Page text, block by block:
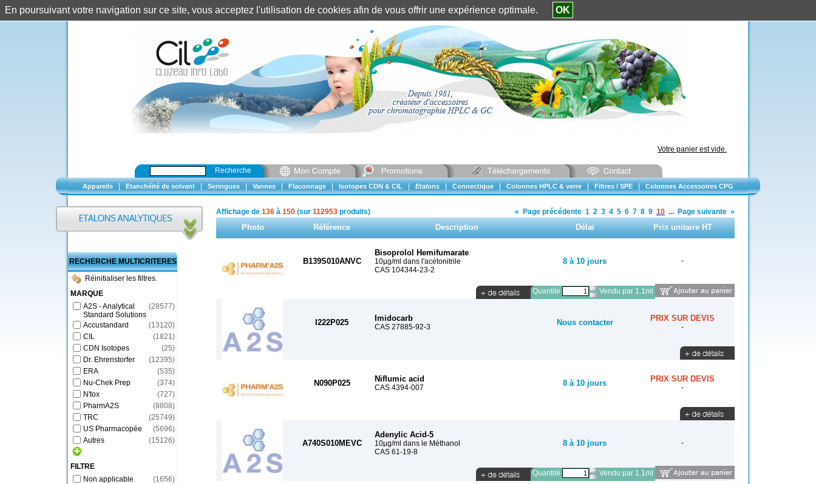
Identification client ||Mon compte
Votre panier est vide.
Recherche
Appareils Etanchéité de solvant Seringues Vannes Flaconnage Isotopes CDN & CIL Etalons Connectique Colonnes HPLC & verre Filtres / SPE Colonnes Accessoires CPG
RECHERCHE MULTICRITERES
Réinitialiser les filtres.
MARQUE
A2S - Analytical
Standard Solutions
(28577)
Accustandard (13120)
CIL
(1821)
CDN Isotopes
(25)
Dr. Ehrenstorfer
(12395)
ERA
(535)
Nu-Chek Prep
(374)
N'tox
(727)
PharmA2S
(8808)
TRC
(25749)
US Pharmacopée
(5696)
Autres
(15126)
FILTRE
Non applicable
(1656)
Affichage de 136 à 150 (sur 112953 produits) « Page précédente 1 2 3 4 5 6 7 8 9 10 ... Page suivante »
Photo Référence Description Délai Prix unitaire HT
B139S010ANVC
Bisoprolol Hemifumarate
10µg/ml dans l'acétonitrile
CAS 104344-23-2
8 à 10 jours -
Quantité Vendu par 1.1ml
I222P025 Imidocarb
CAS 27885-92-3 Nous contacter PRIX SUR DEVIS
-
N090P025 Niflumic acid
CAS 4394-007 8 à 10 jours PRIX SUR DEVIS
-
A740S010MEVC
Adenylic Acid-5
10µg/ml dans le Méthanol
CAS 61-19-8
8 à 10 jours -
Quantité Vendu par 1.1ml
En poursuivant votre navigation sur ce site, vous acceptez l'utilisation de cookies afin de vous offrir une expérience optimale. OK